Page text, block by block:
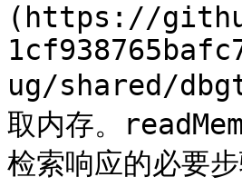
(https://
ug/shared/
取内存。
检索响应的必要步